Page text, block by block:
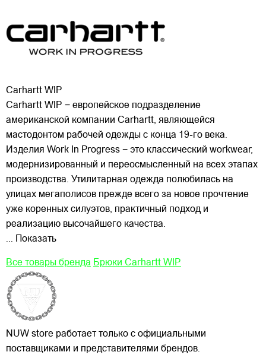
Carhartt WIP
Carhartt WIP − европейское подразделение
американской компании Carhartt, являющейся
мастодонтом рабочей одежды с конца 19-го века.
Изделия Work In Progress − это классический workwear,
модернизированный и переосмысленный на всех этапах
производства. Утилитарная одежда полюбилась на
улицах мегаполисов прежде всего за новое прочтение
уже коренных силуэтов, практичный подход и
реализацию высочайшего качества.
... Показать
Все товары бренда Брюки Carhartt WIP
NUW store работает только с официальными
поставщиками и представителями брендов.